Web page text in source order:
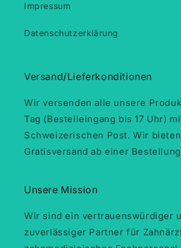
Impressum
Datenschutzerklärung
Versand/Lieferkonditionen
Wir versenden alle unsere
Tag (Bestelleingang bis 17 Uhr)
Schweizerischen Post. Wir
Gratisversand ab einer Bestellung
Unsere Mission
Wir sind ein vertrauenswürdiger
zuverlässiger Partner für